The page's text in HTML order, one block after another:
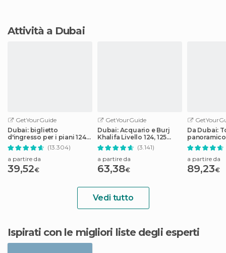
Attività a Dubai
GetYourGuide
Dubai: biglietto
d'ingresso per i piani 124°
e 125° del Burj Khalifa
(13.304)
a partire da
39,52€
GetYourGuide
Dubai: Acquario e Burj
Khalifa Livello 124, 125
Biglietto combinato
(3.141)
a partire da
63,38€
Da Dubai:
Premium
intero
a partire da
89,23€
Vedi tutto
Ispirati con le migliori liste degli esperti